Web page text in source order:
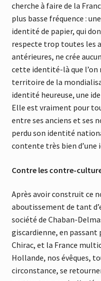
cherche à faire de la
plus basse fréquence :
identité de papier, qui
respecte trop toutes les
antérieures, ne crée
cette identité-là que l’on
territoire de la
identité heureuse, une
Elle est vraiment pour
entre ses anciens et ses
perdu son identité
contente très bien
Contre les contre-
Après avoir construit ce
aboutissement de tant
société de Chaban-
giscardienne, en passant
Chirac, et la France
Hollande, nos évêques,
circonstance, se